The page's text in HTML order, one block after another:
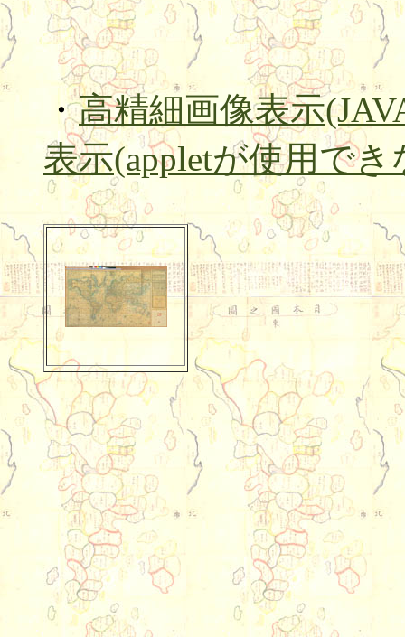
・高精細画像表示
表示(appletが使用で